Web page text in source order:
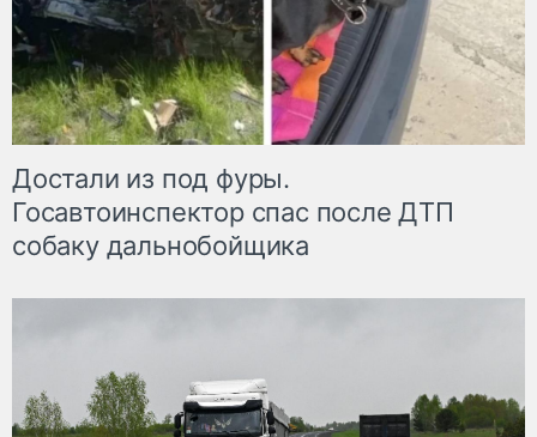
Достали из под фуры.
Госавтоинспектор спас после ДТП
собаку дальнобойщика